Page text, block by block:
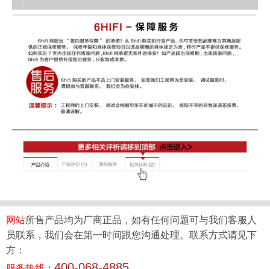
网站所售产品均为厂商正品，如有任何问题可与我们客服人
员联系，我们会在第一时间跟您沟通处理。联系方式请见下
方：